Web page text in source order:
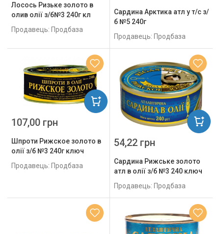
Лосось Ризьке золото в
олив олії з/б№3 240г кл
Продавець: Продбаза
Сардина Арктика атл у т/с з/
б №5 240г
Продавець: Продбаза
Шпроти Рижское золото в
олії з/б №3 240г ключ
Продавець: Продбаза
107,00 грн
Сардина Рижське золото
атл в олії з/б №3 240 ключ
Продавець: Продбаза
54,22 грн